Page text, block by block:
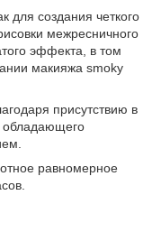
для создания четкого
межресничного
эффекта, в том
макияжа smoky
присутствию в
обладающего
равномерное